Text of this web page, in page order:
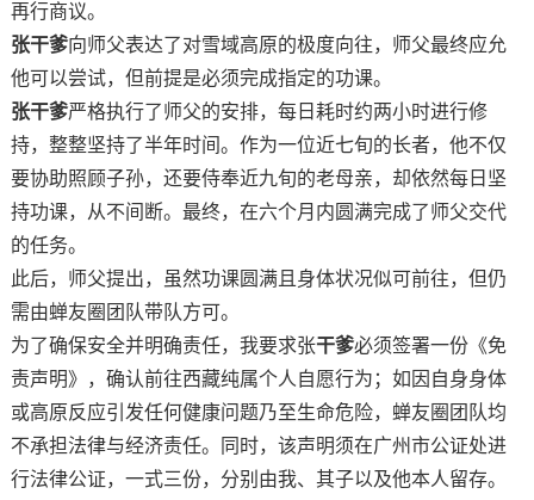
再行商议。
张干爹向师父表达了对雪域高原的极度向往，师父最终应允
他可以尝试，但前提是必须完成指定的功课。
张干爹严格执行了师父的安排，每日耗时约两小时进行修
持，整整坚持了半年时间。作为一位近七旬的长者，他不仅
要协助照顾子孙，还要侍奉近九旬的老母亲，却依然每日坚
持功课，从不间断。最终，在六个月内圆满完成了师父交代
的任务。
此后，师父提出，虽然功课圆满且身体状况似可前往，但仍
需由蝉友圈团队带队方可。
为了确保安全并明确责任，我要求张干爹必须签署一份《免
责声明》，确认前往西藏纯属个人自愿行为；如因自身身体
或高原反应引发任何健康问题乃至生命危险， 蝉友圈团队均
不承担法律与经济责任。同时，该声明须在广州市公证处进
行法律公证，一式三份，分别由我、其子以及他本人留存。